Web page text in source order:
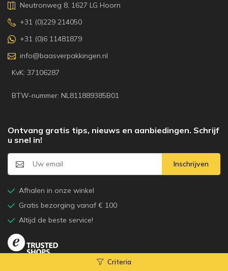
Criteria
Neutronweg 8, 1627 LG Hoorn
+31 (0)229 214050
+31 (0)6 11481879
info@baasverpakkingen.nl
KvK: 37106287
BTW-nummer: NL811889385B01
Ontvang gratis tips, nieuws en aanbiedingen. Schrijf
u snel in!
Inschrijven
Afhalen in onze winkel
Gratis bezorging vanaf € 100
Altijd de beste service!